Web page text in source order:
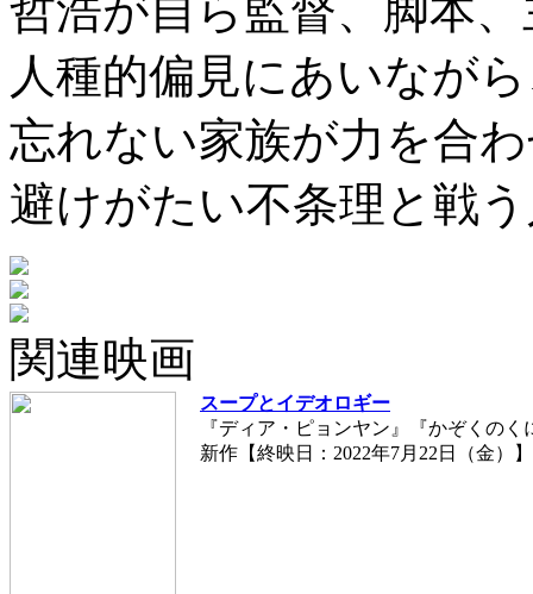
哲浩が自ら監督、脚本
人種的偏見にあいなが
忘れない家族が力を合
避けがたい不条理と戦
関連映画
スープとイデオロギー
『ディア・ピョンヤン』『かぞくの
新作【終映日：2022年7月22日（金）】